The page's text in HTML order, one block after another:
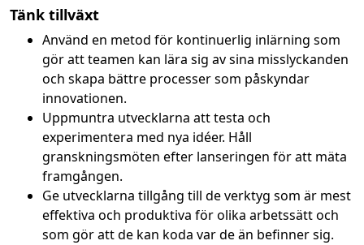
Tänk tillväxt
Använd en metod för kontinuerlig inlärning som
gör att teamen kan lära sig av sina misslyckanden
och skapa bättre processer som påskyndar
innovationen.
Uppmuntra utvecklarna att testa och
experimentera med nya idéer. Håll
granskningsmöten efter lanseringen för att mäta
framgången.
Ge utvecklarna tillgång till de verktyg som är mest
effektiva och produktiva för olika arbetssätt och
som gör att de kan koda var de än befinner sig.